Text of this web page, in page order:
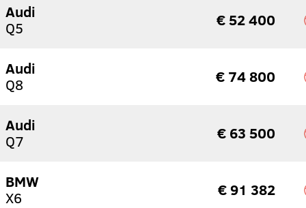
Audi
Q5
€ 52 400
Audi
Q8
€ 74 800
Audi
Q7
€ 63 500
BMW
X6
€ 91 382